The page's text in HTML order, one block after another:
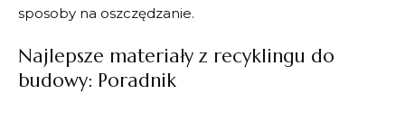
sposoby na oszczędzanie.
Najlepsze materiały z⁤ recyklingu do
budowy: Poradnik